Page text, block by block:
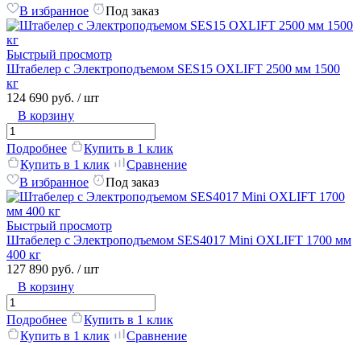
В избранное Под заказ
Быстрый просмотр
Штабелер с Электроподъемом SES15 OXLIFT 2500 мм 1500
кг
124 690 руб. / шт
В корзину
Подробнее
Купить в 1 клик
Купить в 1 клик
Сравнение
В избранное
Под заказ
Быстрый просмотр
Штабелер с Электроподъемом SES4017 Mini OXLIFT 1700 мм
400 кг
127 890 руб. / шт
В корзину
Подробнее
Купить в 1 клик
Купить в 1 клик
Сравнение